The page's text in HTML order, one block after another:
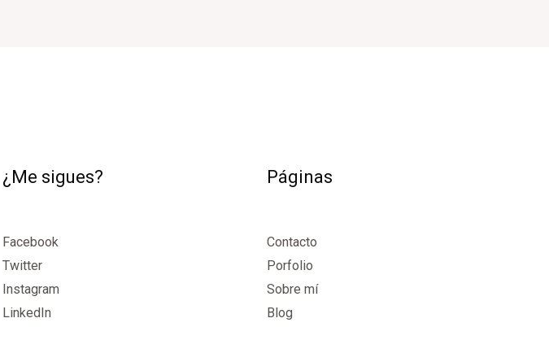
¿Me sigues?
Facebook
Twitter
Instagram
LinkedIn
Páginas
Contacto
Porfolio
Sobre mí
Blog